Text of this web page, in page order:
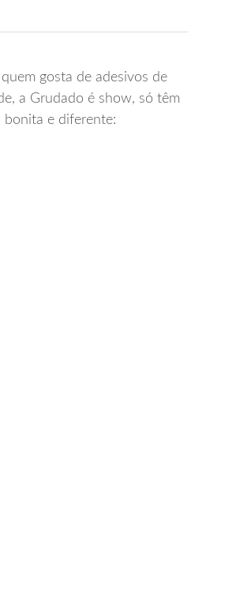
gosta de adesivos de
a Grudado é show, só têm
bonita e diferente: